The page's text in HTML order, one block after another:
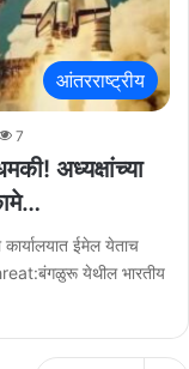
आंतरराष्ट्रीय
7
अध्यक्षांच्या
कार्यालयात ईमेल येताच
येथील भारतीय